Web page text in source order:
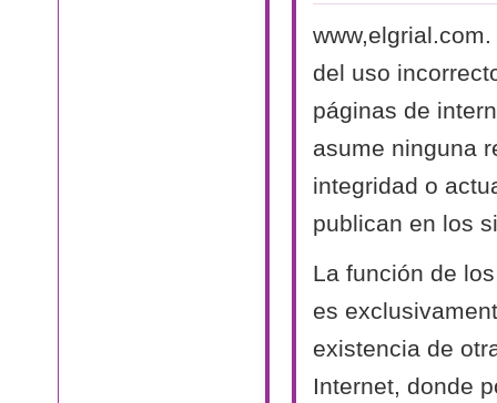
del uso
páginas de
asume ninguna
integridad o
publican en los
La función de
es
existencia de
Internet, donde